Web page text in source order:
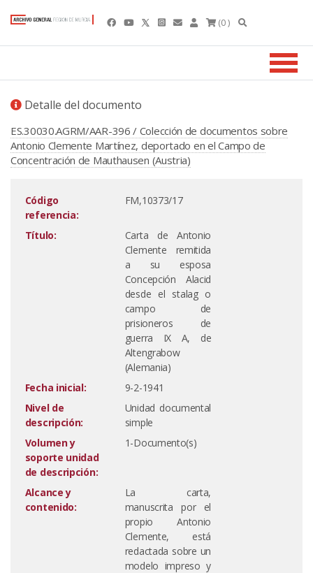
(0 )
Detalle del documento
ES.30030.AGRM/AAR-396 / Colección de documentos sobre
Antonio Clemente Martínez, deportado en el Campo de
Concentración de Mauthausen (Austria)
Código
referencia:
FM,10373/17
Título:
Carta de Antonio
Clemente remitida
a su esposa
Concepción Alacid
desde el stalag o
campo de
prisioneros de
guerra IX A, de
Altengrabow
(Alemania)
Fecha inicial:
9-2-1941
Nivel de
descripción:
Unidad documental
simple
Volumen y
soporte unidad
de descripción:
1-Documento(s)
Alcance y
contenido:
La carta,
manuscrita por el
propio Antonio
Clemente, está
redactada sobre un
modelo impreso y